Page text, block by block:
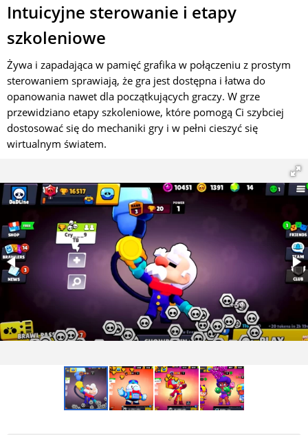
Intuicyjne sterowanie i etapy
szkoleniowe
Żywa i zapadająca w pamięć grafika w połączeniu z prostym
sterowaniem sprawiają, że gra jest dostępna i łatwa do
opanowania nawet dla początkujących graczy. W grze
przewidziano etapy szkoleniowe, które pomogą Ci szybciej
dostosować się do mechaniki gry i w pełni cieszyć się
wirtualnym światem.